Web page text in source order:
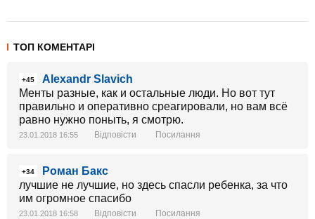
ТОП КОМЕНТАРІ
+45
Alexandr Slavich
Менты разные, как и остальные люди. Но вот тут
правильно и оперативно среагировали, но вам всё
равно нужно поныть, я смотрю.
23.01.2018 16:55 Відповісти Посилання
+34
Роман Бакс
лучшие не лучшие, но здесь спасли ребенка, за что
им огромное спасибо
23.01.2018 16:58 Відповісти Посилання